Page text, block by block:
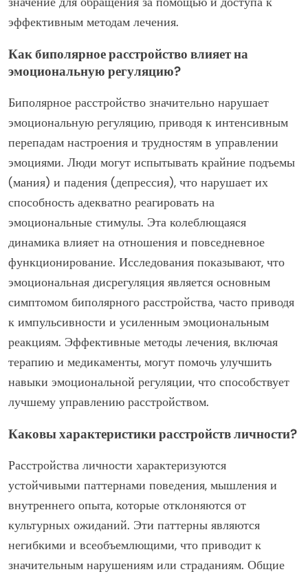
эффективным методам лечения.
Как биполярное расстройство влияет на
эмоциональную регуляцию?
Биполярное расстройство значительно нарушает
эмоциональную регуляцию, приводя к интенсивным
перепадам настроения и трудностям в управлении
эмоциями. Люди могут испытывать крайние подъемы
(мания) и падения (депрессия), что нарушает их
способность адекватно реагировать на
эмоциональные стимулы. Эта колеблющаяся
динамика влияет на отношения и повседневное
функционирование. Исследования показывают, что
эмоциональная дисрегуляция является основным
симптомом биполярного расстройства, часто приводя
к импульсивности и усиленным эмоциональным
реакциям. Эффективные методы лечения, включая
терапию и медикаменты, могут помочь улучшить
навыки эмоциональной регуляции, что способствует
лучшему управлению расстройством.
Каковы характеристики расстройств личности?
Расстройства личности характеризуются
устойчивыми паттернами поведения, мышления и
внутреннего опыта, которые отклоняются от
культурных ожиданий. Эти паттерны являются
негибкими и всеобъемлющими, что приводит к
значительным нарушениям или страданиям. Общие